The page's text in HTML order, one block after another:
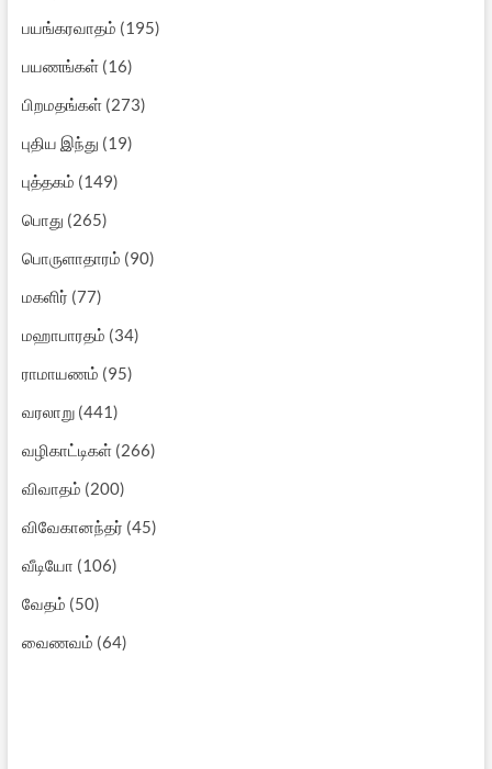
பயங்கரவாதம் (195)
பயணங்கள்(16)
பிறமதங்கள்(273)
புதிய இந்து (19)
புத்தகம் (149)
பொது (265)
பொருளாதாரம் (90)
மகளிர் (77)
மஹாபாரதம் (34)
ராமாயணம் (95)
வரலாறு(441)
வழிகாட்டிகள்(266)
விவாதம் (200)
விவேகானந்தர் (45)
வீடியோ (106)
வேதம் (50)
வைணவம் (64)